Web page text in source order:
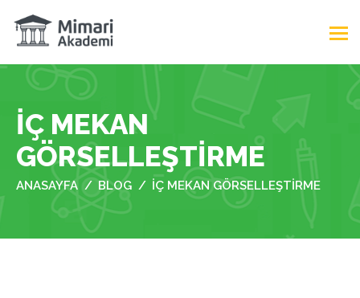
IÇ MEKAN
GÖRSELLEŞTIRME
ANASAYFA BLOG IÇ MEKAN GÖRSELLEŞTIRME